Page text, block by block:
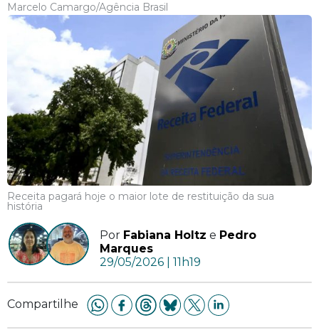
Marcelo Camargo/Agência Brasil
Receita pagará hoje o maior lote de restituição da sua
história
Por Fabiana Holtz e Pedro
Marques
29/05/2026 | 11h19
Compartilhe